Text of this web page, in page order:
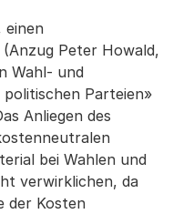
einen
Peter Howald,
Wahl- und
Parteien»
Anliegen des
bei Wahlen und
verwirklichen, da
der Kosten